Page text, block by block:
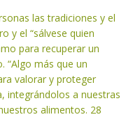
las tradiciones y el
y el “sálvese quien
para recuperar un
“Algo más que un
valorar y proteger
integrándolos a nuestras
alimentos. 28